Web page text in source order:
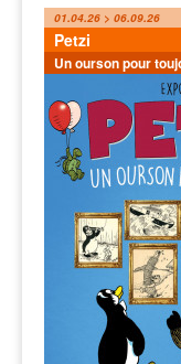
01.04.26 > 06.09.26
Petzi
Un ourson pour